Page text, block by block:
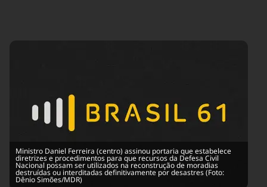
Tecnologia
Cinema
Infraestrutura
Internacional
Ministro Daniel Ferreira (centro) assinou portaria que estabelece
diretrizes e procedimentos para que recursos da Defesa Civil
Nacional possam ser utilizados na reconstrução de moradias
destruídas ou interditadas definitivamente por desastres (Foto:
Dênio Simões/MDR)